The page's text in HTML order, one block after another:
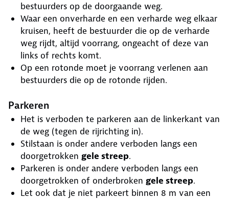
bestuurders op de doorgaande weg.
Waar een onverharde en een verharde weg elkaar
kruisen, heeft de bestuurder die op de verharde
weg rijdt, altijd voorrang, ongeacht of deze van
links of rechts komt.
Op een rotonde moet je voorrang verlenen aan
bestuurders die op de rotonde rijden.
Parkeren
Het is verboden te parkeren aan de linkerkant van
de weg (tegen de rijrichting in).
Stilstaan is onder andere verboden langs een
doorgetrokken gele streep.
Parkeren is onder andere verboden langs een
doorgetrokken of onderbroken gele streep.
Let ook dat je niet parkeert binnen 8 m van een